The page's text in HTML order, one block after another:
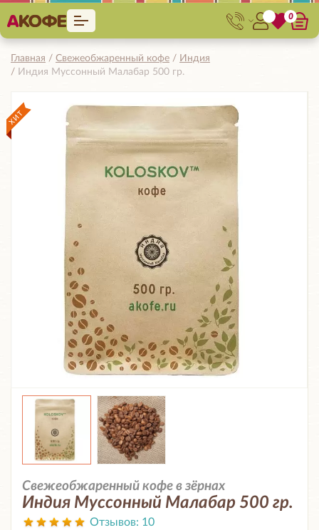
0
Главная Свежеобжаренный кофе
Индия
Индия Муссонный Малабар 500 гр.
Свежеобжаренный кофе в зёрнах
Индия Муссонный Малабар 500 гр.
Отзывов: 10